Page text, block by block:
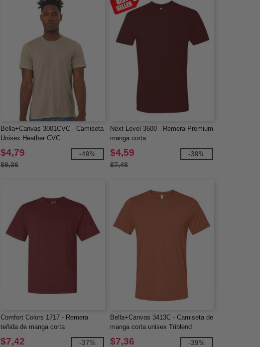
Bella+Canvas 3001CVC - Camiseta
Unisex Heather CVC
$4,79
$9,36
-49%
Next Level 3600 - Remera Premium
manga corta
$4,59
$7,48
-39%
Comfort Colors 1717 - Remera
teñida de manga corta
$7,42 -37%
Bella+Canvas 3413C - Camiseta de
manga corta unisex Triblend
$7,36 -39%